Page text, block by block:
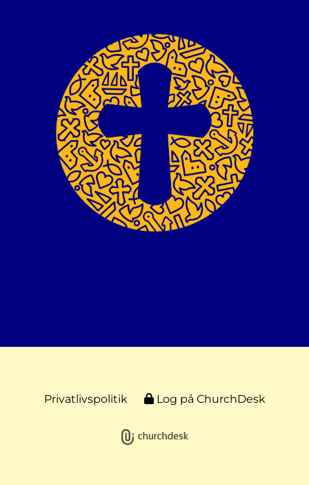
Privatlivspolitik Log på ChurchDesk